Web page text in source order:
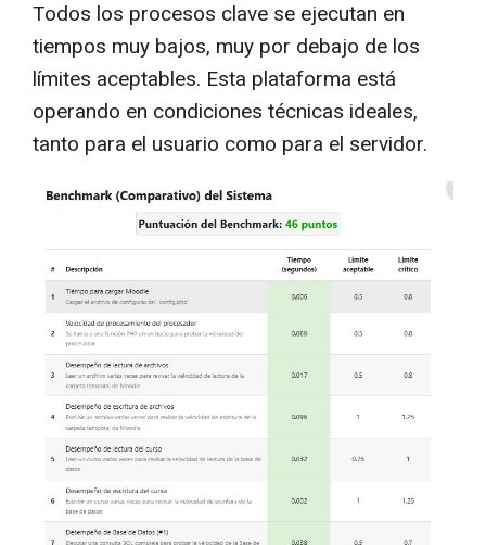
Todos los procesos clave se ejecutan en
tiempos muy bajos, muy por debajo de los
límites aceptables. Esta plataforma está
operando en condiciones técnicas ideales,
tanto para el usuario como para el servidor.